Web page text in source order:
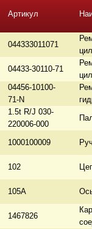
Артикул
044333011071
04433-30110-71
04456-10100-
71-N
1.5t R/J 030-
220006-000
1000100009
102
105A
1467826